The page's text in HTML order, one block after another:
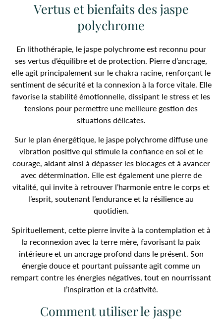
Vertus et bienfaits des jaspe
polychrome
En lithothérapie, le jaspe polychrome est reconnu pour
ses vertus d’équilibre et de protection. Pierre d’ancrage,
elle agit principalement sur le chakra racine, renforçant le
sentiment de sécurité et la connexion à la force vitale. Elle
favorise la stabilité émotionnelle, dissipant le stress et les
tensions pour permettre une meilleure gestion des
situations délicates.
Sur le plan énergétique, le jaspe polychrome diffuse une
vibration positive qui stimule la confiance en soi et le
courage, aidant ainsi à dépasser les blocages et à avancer
avec détermination. Elle est également une pierre de
vitalité, qui invite à retrouver l’harmonie entre le corps et
l’esprit, soutenant l’endurance et la résilience au
quotidien.
Spirituellement, cette pierre invite à la contemplation et à
la reconnexion avec la terre mère, favorisant la paix
intérieure et un ancrage profond dans le présent. Son
énergie douce et pourtant puissante agit comme un
rempart contre les énergies négatives, tout en nourrissant
l’inspiration et la créativité.
Comment utiliser le jaspe